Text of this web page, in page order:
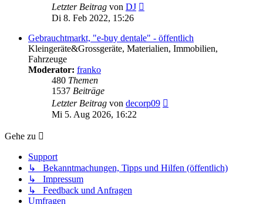
Letzter Beitrag von DJ
Di 8. Feb 2022, 15:26
Gebrauchtmarkt, "e-buy dentale" - öffentlich
Kleingeräte&Grossgeräte, Materialien, Immobilien,
Fahrzeuge
Moderator: franko
480 Themen
1537 Beiträge
Letzter Beitrag von decorp09
Mi 5. Aug 2026, 16:22
Gehe zu
Support
↳ Bekanntmachungen, Tipps und Hilfen (öffentlich)
↳ Impressum
↳ Feedback und Anfragen
Umfragen